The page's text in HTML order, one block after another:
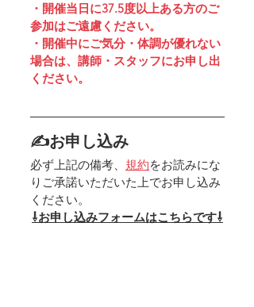
・開催当日に37.5度以上ある方のご
参加はご遠慮ください。
・開催中にご気分・体調が優れない
場合は、講師・スタッフにお申し出
ください。
✍お申し込み
必ず上記の備考、 規約をお読みにな
りご承諾いただいた上でお申し込み
ください。
⇩お申し込みフォームはこちらです⇩